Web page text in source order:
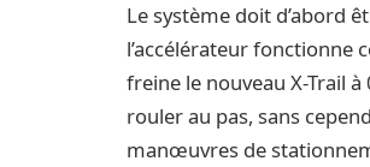
Le système doit d’abord
l’accélérateur fonctionne
freine le nouveau X-Trail
rouler au pas, sans
manœuvres de